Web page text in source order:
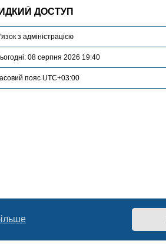
ДОСТУП
'язок з адміністрацією
08 серпня 2026 19:40
пояс UTC+03:00